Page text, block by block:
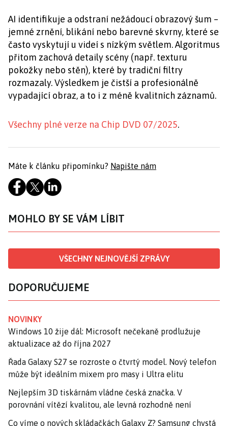
AI identifikuje a odstraní nežádoucí obrazový šum –
jemné zrnění, blikání nebo barevné skvrny, které se
často vyskytují u videí s nízkým světlem. Algoritmus
přitom zachová detaily scény (např. texturu
pokožky nebo stěn), které by tradiční filtry
rozmazaly. Výsledkem je čistší a profesionálně
vypadající obraz, a to i z méně kvalitních záznamů.
Všechny plné verze na Chip DVD 07/2025.
Máte k článku připomínku? Napište nám
MOHLO BY SE VÁM LÍBIT
VŠECHNY NEJNOVĚJŠÍ ZPRÁVY
DOPORUČUJEME
NOVINKY
Windows 10 žije dál: Microsoft nečekaně prodlužuje
aktualizace až do října 2027
Řada Galaxy S27 se rozroste o čtvrtý model. Nový telefon
může být ideálním mixem pro masy i Ultra elitu
Nejlepším 3D tiskárnám vládne česká značka. V
porovnání vítězí kvalitou, ale levná rozhodně není
Co víme o nových skládačkách Galaxy Z? Samsung chystá